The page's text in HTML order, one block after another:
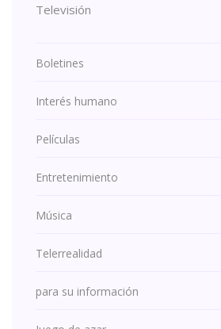
Televisión
Boletines
Interés humano
Películas
Entretenimiento
Música
Telerrealidad
para su información